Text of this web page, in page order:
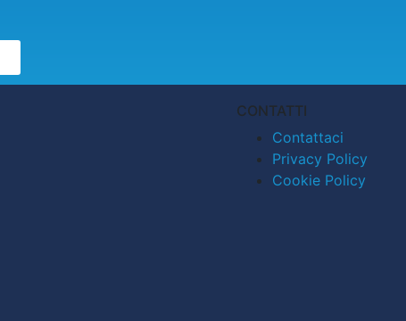
CONTATTI
Contattaci
Privacy Policy
Cookie Policy